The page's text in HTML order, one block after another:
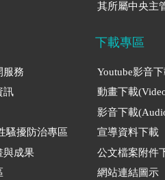
其所屬中央主
服務
訊
騷擾防治專區
與成果
下載專區
Youtube影音
動畫下載
影音下載
宣導資料下載
公文檔案附件
網站連結圖示